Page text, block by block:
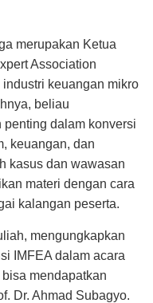
merupakan Ketua
Association
keuangan mikro
beliau
dalam konversi
keuangan, dan
kasus dan wawasan
materi dengan cara
kalangan peserta.
mengungkapkan
IMFEA dalam acara
mendapatkan
Dr. Ahmad Subagyo.